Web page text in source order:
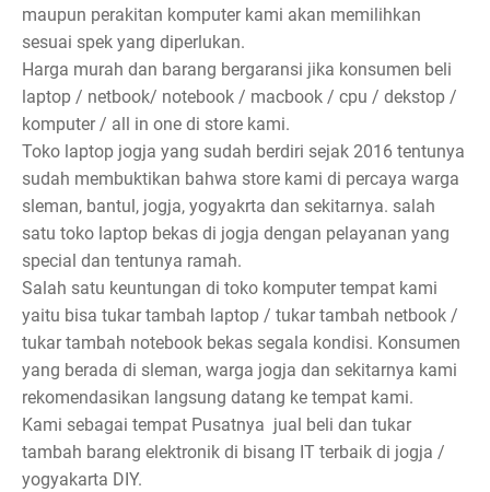
maupun perakitan komputer kami akan memilihkan
sesuai spek yang diperlukan.
Harga murah dan barang bergaransi jika konsumen beli
laptop / netbook/ notebook / macbook / cpu / dekstop /
komputer / all in one di store kami.
Toko laptop jogja yang sudah berdiri sejak 2016 tentunya
sudah membuktikan bahwa store kami di percaya warga
sleman, bantul, jogja, yogyakrta dan sekitarnya. salah
satu toko laptop bekas di jogja dengan pelayanan yang
special dan tentunya ramah.
Salah satu keuntungan di toko komputer tempat kami
yaitu bisa tukar tambah laptop / tukar tambah netbook /
tukar tambah notebook bekas segala kondisi. Konsumen
yang berada di sleman, warga jogja dan sekitarnya kami
rekomendasikan langsung datang ke tempat kami.
Kami sebagai tempat Pusatnya jual beli dan tukar
tambah barang elektronik di bisang IT terbaik di jogja /
yogyakarta DIY.